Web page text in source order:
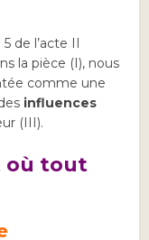
de l’acte II
la pièce (I), nous
comme une
influences
(III).
où tout